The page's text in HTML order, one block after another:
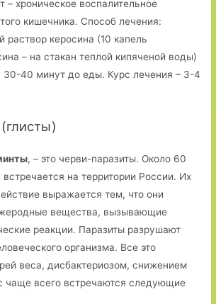
– хроническое воспалительное
кишечника. Способ лечения:
раствор керосина (10 капель
– на стакан теплой кипяченой воды)
30-40 минут до еды. Курс лечения – 3-4
, – это черви-паразиты. Около 60
встречается на территории России. Их
выражается тем, что они
вещества, вызывающие
реакции. Паразиты разрушают
организма. Все это
веса, дисбактериозом, снижением
чаще всего встречаются следующие